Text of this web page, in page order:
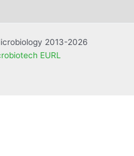
2013-2026
EURL